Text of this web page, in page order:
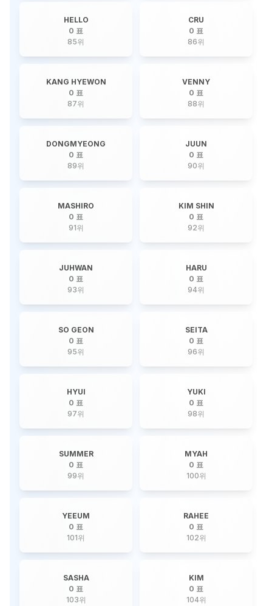
HELLO
0 표
85위
CRU
0 표
86위
KANG HYEWON
0 표
87위
VENNY
0 표
88위
DONGMYEONG
0 표
89위
JUUN
0 표
90위
MASHIRO
0 표
91위
KIM SHIN
0 표
92위
JUHWAN
0 표
93위
HARU
0 표
94위
SO GEON
0 표
95위
SEITA
0 표
96위
HYUI
0 표
97위
YUKI
0 표
98위
SUMMER
0 표
99위
MYAH
0 표
100위
YEEUM
0 표
101위
RAHEE
0 표
102위
SASHA
0 표
103위
KIM
0 표
104위